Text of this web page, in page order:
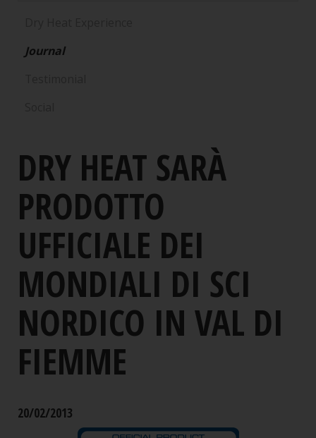
Journal
DRY HEAT SARÀ
PRODOTTO
UFFICIALE DEI
MONDIALI DI SCI
NORDICO IN VAL DI
FIEMME
20/02/2013